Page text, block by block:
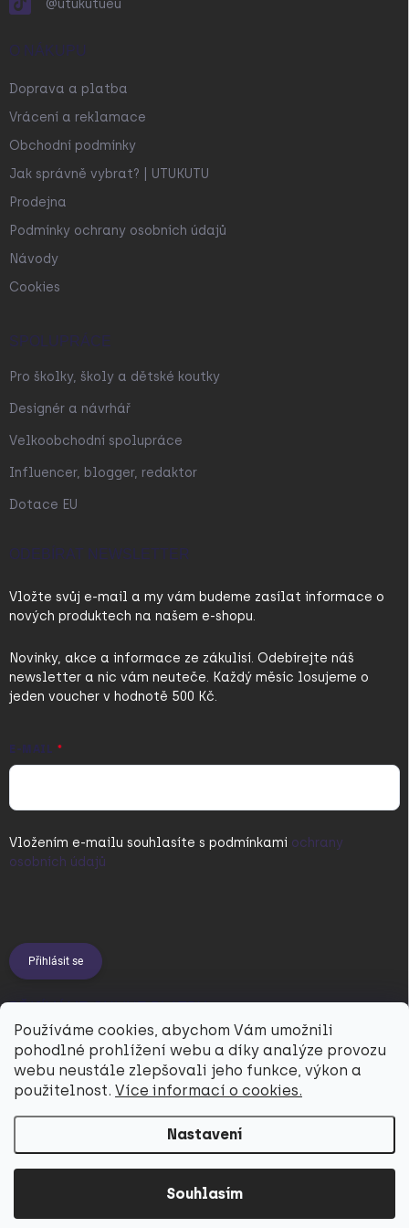
Používáme cookies, abychom Vám umožnili
pohodlné prohlížení webu a díky analýze provozu
webu neustále zlepšovali jeho funkce, výkon a
použitelnost. Více informací o cookies.
Nastavení
Souhlasím
@utukutueu
O NÁKUPU
Doprava a platba
Vrácení a reklamace
Obchodní podmínky
Jak správně vybrat? | UTUKUTU
Prodejna
Podmínky ochrany osobních údajů
Návody
Cookies
SPOLUPRÁCE
Pro školky, školy a dětské koutky
Designér a návrhář
Velkoobchodní spolupráce
Influencer, blogger, redaktor
Dotace EU
ODEBÍRAT NEWSLETTER
Vložte svůj e-mail a my vám budeme zasílat informace o
nových produktech na našem e-shopu.
Novinky, akce a informace ze zákulisí. Odebírejte náš
newsletter a nic vám neuteče. Každý měsíc losujeme o
jeden voucher v hodnotě 500 Kč.
E-MAIL
Vložením e-mailu souhlasíte s podmínkami ochrany
osobních údajů
Přihlásit se
PŘIJÍMÁME ONLINE PLATBY
Utukutu. Všechna práva vyhrazena.